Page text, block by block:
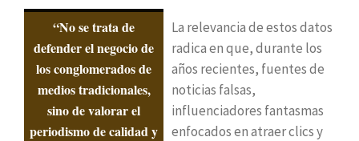
“No se trata de
defender el negocio de
los conglomerados de
medios tradicionales,
sino de valorar el
periodismo de calidad y
La relevancia de estos datos
radica en que, durante los
años recientes, fuentes de
noticias falsas,
influenciadores fantasmas
enfocados en atraer clics y